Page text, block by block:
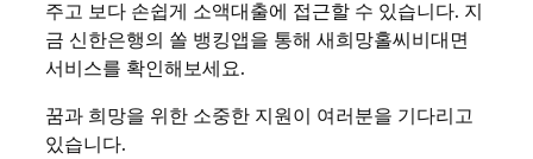
주고 보다 손쉽게 소액대출에 접근할 수 있습니다. 지
금 신한은행의 쏠 뱅킹앱을 통해 새희망홀씨비대면
서비스를 확인해보세요.
꿈과 희망을 위한 소중한 지원이 여러분을 기다리고
있습니다.